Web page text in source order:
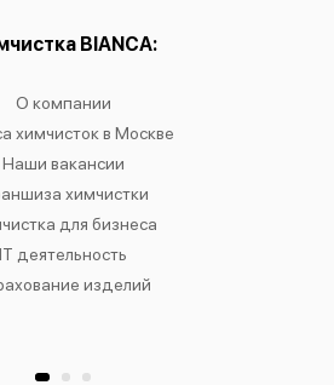
BIANCA:
О компании
химчисток в Москве
Наши вакансии
химчистки
для бизнеса
IT деятельность
изделий